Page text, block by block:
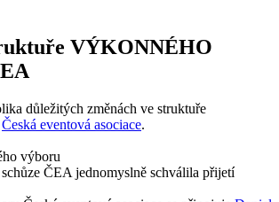
VÝKONNÉHO
důležitých změnách ve struktuře
Česká eventová asociace.
výboru
ČEA jednomyslně schválila přijetí